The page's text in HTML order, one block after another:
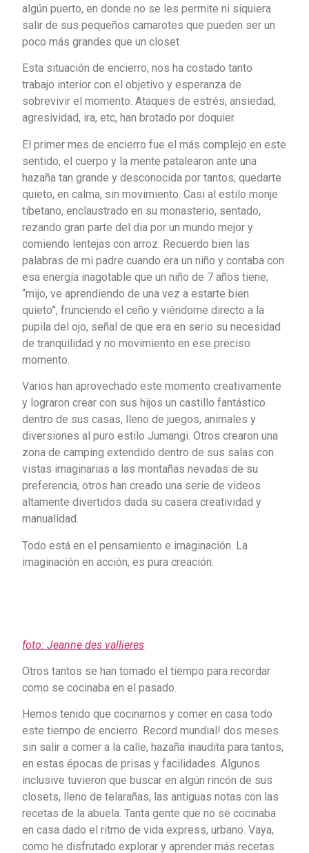
algún puerto, en donde no se les permite ni siquiera
salir de sus pequeños camarotes que pueden ser un
poco más grandes que un closet.
Esta situación de encierro, nos ha costado tanto
trabajo interior con el objetivo y esperanza de
sobrevivir el momento. Ataques de estrés, ansiedad,
agresividad, ira, etc, han brotado por doquier.
El primer mes de encierro fue el más complejo en este
sentido, el cuerpo y la mente patalearon ante una
hazaña tan grande y desconocida por tantos; quedarte
quieto, en calma, sin movimiento. Casi al estilo monje
tibetano, enclaustrado en su monasterio, sentado,
rezando gran parte del dia por un mundo mejor y
comiendo lentejas con arroz. Recuerdo bien las
palabras de mi padre cuando era un niño y contaba con
esa energía inagotable que un niño de 7 años tiene;
“mijo, ve aprendiendo de una vez a estarte bien
quieto”, frunciendo el ceño y viéndome directo a la
pupila del ojo, señal de que era en serio su necesidad
de tranquilidad y no movimiento en ese preciso
momento.
Varios han aprovechado este momento creativamente
y lograron crear con sus hijos un castillo fantástico
dentro de sus casas, lleno de juegos, animales y
diversiones al puro estilo Jumangi. Otros crearon una
zona de camping extendido dentro de sus salas con
vistas imaginarias a las montañas nevadas de su
preferencia, otros han creado una serie de videos
altamente divertidos dada su casera creatividad y
manualidad.
Todo está en el pensamiento e imaginación. La
imaginación en acción, es pura creación.
foto: Jeanne des vallieres
Otros tantos se han tomado el tiempo para recordar
como se cocinaba en el pasado.
Hemos tenido que cocinarnos y comer en casa todo
este tiempo de encierro. Record mundial! dos meses
sin salir a comer a la calle, hazaña inaudita para tantos,
en estas épocas de prisas y facilidades. Algunos
inclusive tuvieron que buscar en algún rincón de sus
closets, lleno de telarañas, las antiguas notas con las
recetas de la abuela. Tanta gente que no se cocinaba
en casa dado el ritmo de vida express, urbano. Vaya,
como he disfrutado explorar y aprender más recetas